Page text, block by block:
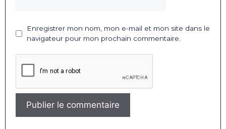
Enregistrer mon nom, mon e-mail et mon site dans le
navigateur pour mon prochain commentaire.